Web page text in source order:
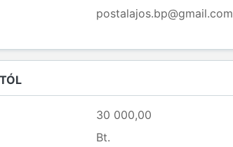
postalajos.bp@gmail.com
30 000,00
Bt.